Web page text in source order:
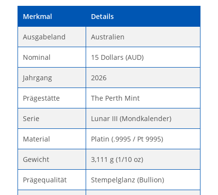
Merkmal Details
Ausgabeland Australien
Nominal 15 Dollars (AUD)
Jahrgang 2026
Prägestätte The Perth Mint
Serie Lunar III (Mondkalender)
Material Platin (.9995 / Pt 9995)
Gewicht 3,111 g (1/10 oz)
Prägequalität Stempelglanz (Bullion)